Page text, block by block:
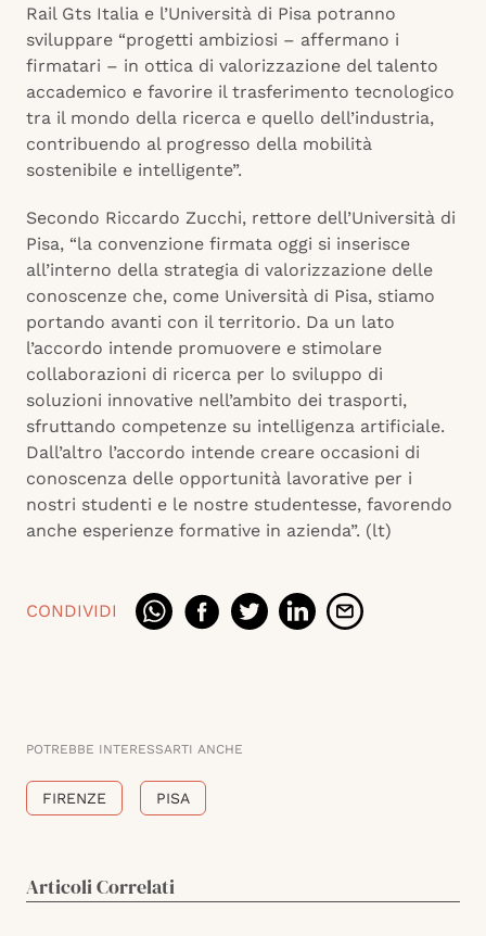
Rail Gts Italia e l’Università di Pisa potranno
sviluppare “progetti ambiziosi – affermano i
firmatari – in ottica di valorizzazione del talento
accademico e favorire il trasferimento tecnologico
tra il mondo della ricerca e quello dell’industria,
contribuendo al progresso della mobilità
sostenibile e intelligente”.
Secondo Riccardo Zucchi, rettore dell’Università di
Pisa, “la convenzione firmata oggi si inserisce
all’interno della strategia di valorizzazione delle
conoscenze che, come Università di Pisa, stiamo
portando avanti con il territorio. Da un lato
l’accordo intende promuovere e stimolare
collaborazioni di ricerca per lo sviluppo di
soluzioni innovative nell’ambito dei trasporti,
sfruttando competenze su intelligenza artificiale.
Dall’altro l’accordo intende creare occasioni di
conoscenza delle opportunità lavorative per i
nostri studenti e le nostre studentesse, favorendo
anche esperienze formative in azienda”. (lt)
CONDIVIDI
POTREBBE INTERESSARTI ANCHE
FIRENZE PISA
Articoli Correlati